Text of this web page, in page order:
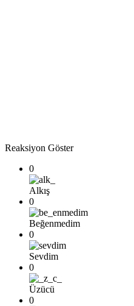
Reaksiyon Göster
0
Alkış
0
Beğenmedim
0
Sevdim
0
Üzücü
0